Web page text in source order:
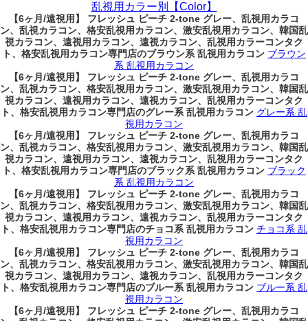
乱視用カラー別【Color】
【6ヶ月/遠視用】 フレッシュ ピーチ 2-tone グレー、乱視用カラコ
ン、乱視カラコン、格安乱視用カラコン、激安乱視用カラコン、韓国乱
視カラコン、遠視用カラコン、遠視カラコン、乱視用カラーコンタク
ト、格安乱視用カラコン専門店のブラウン系 乱視用カラコン ブラウン
系 乱視用カラコン
【6ヶ月/遠視用】 フレッシュ ピーチ 2-tone グレー、乱視用カラコ
ン、乱視カラコン、格安乱視用カラコン、激安乱視用カラコン、韓国乱
視カラコン、遠視用カラコン、遠視カラコン、乱視用カラーコンタク
ト、格安乱視用カラコン専門店のグレー系 乱視用カラコン グレー系 乱
視用カラコン
【6ヶ月/遠視用】 フレッシュ ピーチ 2-tone グレー、乱視用カラコ
ン、乱視カラコン、格安乱視用カラコン、激安乱視用カラコン、韓国乱
視カラコン、遠視用カラコン、遠視カラコン、乱視用カラーコンタク
ト、格安乱視用カラコン専門店のブラック系 乱視用カラコン ブラック
系 乱視用カラコン
【6ヶ月/遠視用】 フレッシュ ピーチ 2-tone グレー、乱視用カラコ
ン、乱視カラコン、格安乱視用カラコン、激安乱視用カラコン、韓国乱
視カラコン、遠視用カラコン、遠視カラコン、乱視用カラーコンタク
ト、格安乱視用カラコン専門店のチョコ系 乱視用カラコン チョコ系 乱
視用カラコン
【6ヶ月/遠視用】 フレッシュ ピーチ 2-tone グレー、乱視用カラコ
ン、乱視カラコン、格安乱視用カラコン、激安乱視用カラコン、韓国乱
視カラコン、遠視用カラコン、遠視カラコン、乱視用カラーコンタク
ト、格安乱視用カラコン専門店のブルー系 乱視用カラコン ブルー系 乱
視用カラコン
【6ヶ月/遠視用】 フレッシュ ピーチ 2-tone グレー、乱視用カラコ